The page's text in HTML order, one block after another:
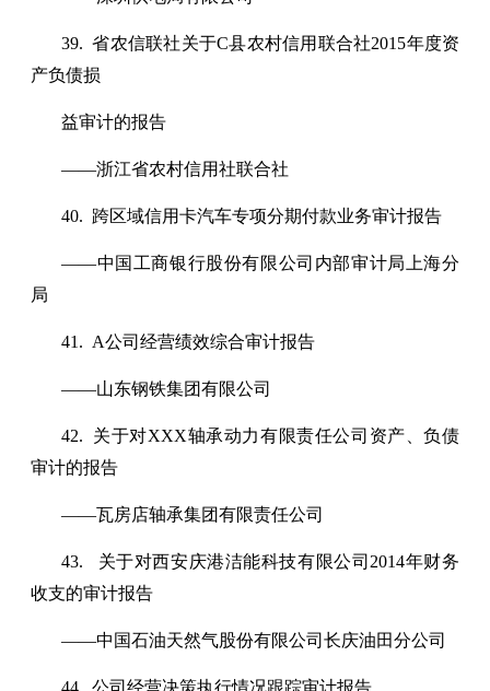
39. 省农信联社关于C县农村信用联合社2015年度资
产负债损
益审计的报告
——浙江省农村信用社联合社
40. 跨区域信用卡汽车专项分期付款业务审计报告
——中国工商银行股份有限公司内部审计局上海分
局
41. A公司经营绩效综合审计报告
——山东钢铁集团有限公司
42. 关于对XXX轴承动力有限责任公司资产、负债
审计的报告
——瓦房店轴承集团有限责任公司
43. 关于对西安庆港洁能科技有限公司2014年财务
收支的审计报告
——中国石油天然气股份有限公司长庆油田分公司
44. 公司经营决策执行情况跟踪审计报告